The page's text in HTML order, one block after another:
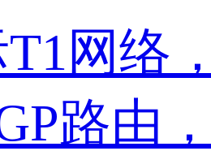
网络
路由